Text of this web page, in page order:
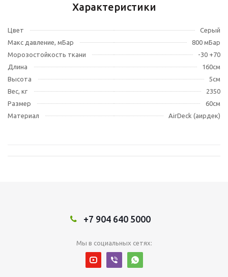
Характеристики
Цвет
Серый
Макс давление, мБар
800 мБар
Морозостойкость ткани
-30 +70
Длина
160см
Высота
5см
Вес, кг
2350
Размер
60см
Материал
AirDeck (аирдек)
+7 904 640 5000
Мы в социальных сетях: